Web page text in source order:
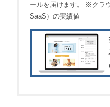
ールを届けます。 ※クラ
SaaS）の実績値